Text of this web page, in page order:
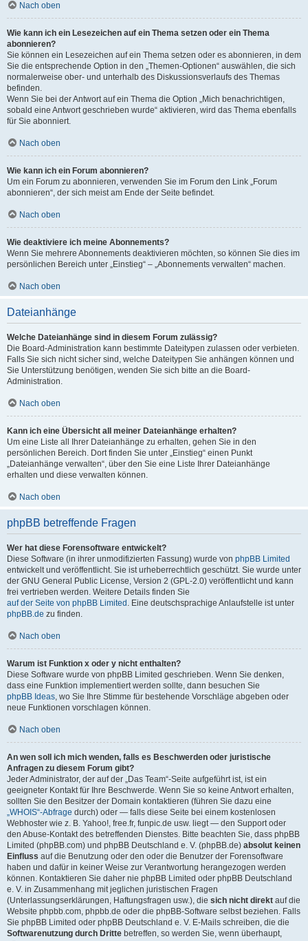
Nach oben
Wie kann ich ein Lesezeichen auf ein Thema setzen oder ein Thema
abonnieren?
Sie können ein Lesezeichen auf ein Thema setzen oder es abonnieren, in dem
Sie die entsprechende Option in den „Themen-Optionen“ auswählen, die sich
normalerweise ober- und unterhalb des Diskussionsverlaufs des Themas
befinden.
Wenn Sie bei der Antwort auf ein Thema die Option „Mich benachrichtigen,
sobald eine Antwort geschrieben wurde“ aktivieren, wird das Thema ebenfalls
für Sie abonniert.
Nach oben
Wie kann ich ein Forum abonnieren?
Um ein Forum zu abonnieren, verwenden Sie im Forum den Link „Forum
abonnieren“, der sich meist am Ende der Seite befindet.
Nach oben
Wie deaktiviere ich meine Abonnements?
Wenn Sie mehrere Abonnements deaktivieren möchten, so können Sie dies im
persönlichen Bereich unter „Einstieg“ – „Abonnements verwalten“ machen.
Nach oben
Dateianhänge
Welche Dateianhänge sind in diesem Forum zulässig?
Die Board-Administration kann bestimmte Dateitypen zulassen oder verbieten.
Falls Sie sich nicht sicher sind, welche Dateitypen Sie anhängen können und
Sie Unterstützung benötigen, wenden Sie sich bitte an die Board-
Administration.
Nach oben
Kann ich eine Übersicht all meiner Dateianhänge erhalten?
Um eine Liste all Ihrer Dateianhänge zu erhalten, gehen Sie in den
persönlichen Bereich. Dort finden Sie unter „Einstieg“ einen Punkt
„Dateianhänge verwalten“, über den Sie eine Liste Ihrer Dateianhänge
erhalten und diese verwalten können.
Nach oben
phpBB betreffende Fragen
Wer hat diese Forensoftware entwickelt?
Diese Software (in ihrer unmodifizierten Fassung) wurde von phpBB Limited
entwickelt und veröffentlicht. Sie ist urheberrechtlich geschützt. Sie wurde unter
der GNU General Public License, Version 2 (GPL-2.0) veröffentlicht und kann
frei vertrieben werden. Weitere Details finden Sie
auf der Seite von phpBB Limited . Eine deutschsprachige Anlaufstelle ist unter
phpBB.de zu finden.
Nach oben
Warum ist Funktion x oder y nicht enthalten?
Diese Software wurde von phpBB Limited geschrieben. Wenn Sie denken,
dass eine Funktion implementiert werden sollte, dann besuchen Sie
phpBB Ideas, wo Sie Ihre Stimme für bestehende Vorschläge abgeben oder
neue Funktionen vorschlagen können.
Nach oben
An wen soll ich mich wenden, falls es Beschwerden oder juristische
Anfragen zu diesem Forum gibt?
Jeder Administrator, der auf der „Das Team“-Seite aufgeführt ist, ist ein
geeigneter Kontakt für Ihre Beschwerde. Wenn Sie so keine Antwort erhalten,
sollten Sie den Besitzer der Domain kontaktieren (führen Sie dazu eine
„WHOIS“-Abfrage durch) oder — falls diese Seite bei einem kostenlosen
Webhoster wie z. B. Yahoo!, free.fr, funpic.de usw. liegt — den Support oder
den Abuse-Kontakt des betreffenden Dienstes. Bitte beachten Sie, dass phpBB
Limited (phpBB.com) und phpBB Deutschland e. V. (phpBB.de) absolut keinen
Einfluss auf die Benutzung oder den oder die Benutzer der Forensoftware
haben und dafür in keiner Weise zur Verantwortung herangezogen werden
können. Kontaktieren Sie daher nie phpBB Limited oder phpBB Deutschland
e. V. in Zusammenhang mit jeglichen juristischen Fragen
(Unterlassungserklärungen, Haftungsfragen usw.), die sich nicht direkt auf die
Website phpbb.com, phpbb.de oder die phpBB-Software selbst beziehen. Falls
Sie phpBB Limited oder phpBB Deutschland e. V. E-Mails schreiben, die die
Softwarenutzung durch Dritte betreffen, so werden Sie, wenn überhaupt,